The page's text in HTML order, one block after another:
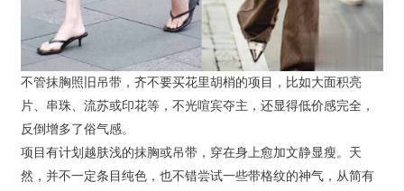
不管抹胸照旧吊带，齐不要买花里胡梢的项目，比如大面积亮
片、串珠、流苏或印花等，不光喧宾夺主，还显得低价感完全，
反倒增多了俗气感。
项目有计划越肤浅的抹胸或吊带，穿在身上愈加文静显瘦。天
然，并不一定条目纯色，也不错尝试一些带格纹的神气，从简有